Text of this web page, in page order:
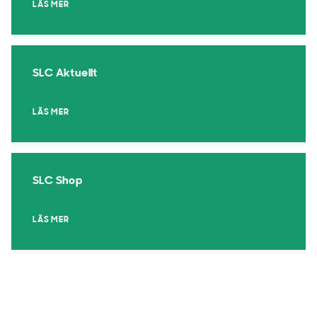
LÄS MER
SLC Aktuellt
LÄS MER
SLC Shop
LÄS MER